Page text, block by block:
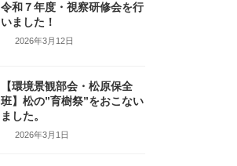
令和７年度・視察研修会を行
いました！
2026年3月12日
【環境景観部会・松原保全
班】松の”育樹祭”をおこない
ました。
2026年3月1日